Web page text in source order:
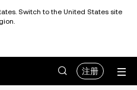
Switch to the United States site
注册